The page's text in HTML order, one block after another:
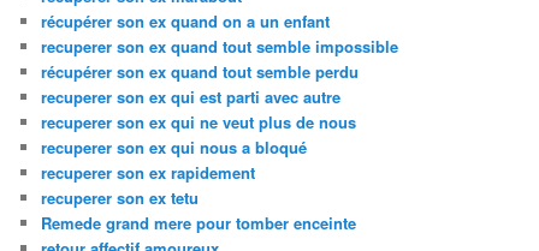
récupérer son ex quand on a un enfant
recuperer son ex quand tout semble impossible
récupérer son ex quand tout semble perdu
recuperer son ex qui est parti avec autre
recuperer son ex qui ne veut plus de nous
recuperer son ex qui nous a bloqué
recuperer son ex rapidement
recuperer son ex tetu
Remede grand mere pour tomber enceinte